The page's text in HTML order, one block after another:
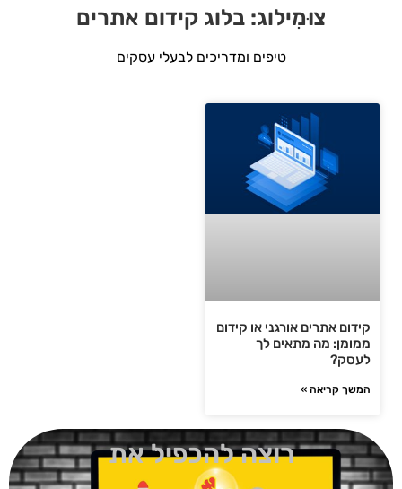
צוּמִילוג: בלוג קידום אתרים
טיפים ומדריכים לבעלי עסקים
קידום אתרים אורגני או קידום
ממומן: מה מתאים לך
לעסק?
המשך קריאה »
רוצה להכפיל את